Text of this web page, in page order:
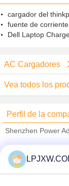
cargador del
fuente de
Dell Laptop
AC Cargadores
Vea todos los
Perfil de la
Shenzhen Power
Trust Seal